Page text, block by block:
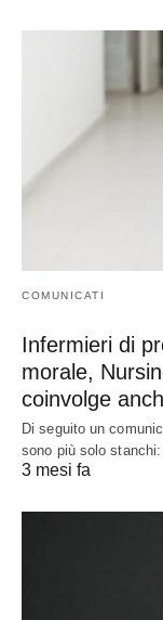
COMUNICATI
Infermieri di
morale,
coinvolge
Di seguito un
sono più solo stanchi:
3 mesi fa